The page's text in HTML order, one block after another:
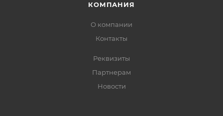
КОМПАНИЯ
О компании
Контакты
Реквизиты
Партнерам
Новости